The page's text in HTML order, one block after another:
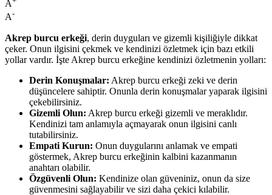
A
A-
Akrep burcu erkeği, derin duyguları ve gizemli kişiliğiyle dikkat
çeker. Onun ilgisini çekmek ve kendinizi özletmek için bazı etkili
yollar vardır. İşte Akrep burcu erkeğine kendinizi özletmenin yolları:
Derin Konuşmalar: Akrep burcu erkeği zeki ve derin
düşüncelere sahiptir. Onunla derin konuşmalar yaparak ilgisini
çekebilirsiniz.
Gizemli Olun: Akrep burcu erkeği gizemli ve meraklıdır.
Kendinizi tam anlamıyla açmayarak onun ilgisini canlı
tutabilirsiniz.
Empati Kurun: Onun duygularını anlamak ve empati
göstermek, Akrep burcu erkeğinin kalbini kazanmanın
anahtarı olabilir.
Özgüvenli Olun: Kendinize olan güveniniz, onun da size
güvenmesini sağlayabilir ve sizi daha çekici kılabilir.